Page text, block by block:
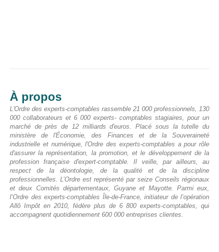
À propos
L'Ordre des experts-comptables rassemble 21 000 professionnels, 130
000 collaborateurs et 6 000 experts- comptables stagiaires, pour un
marché de près de 12 milliards d'euros. Placé sous la tutelle du
ministère de l'Économie, des Finances et de la Souveraineté
industrielle et numérique, l'Ordre des experts-comptables a pour rôle
d'assurer la représentation, la promotion, et le développement de la
profession française d'expert-comptable. Il veille, par ailleurs, au
respect de la déontologie, de la qualité et de la discipline
professionnelles. L’Ordre est représenté par seize Conseils régionaux
et deux Comités départementaux, Guyane et Mayotte. Parmi eux,
l’Ordre des experts-comptables Île-de-France, initiateur de l’opération
Allô Impôt en 2010, fédère plus de 6 800 experts-comptables, qui
accompagnent quotidiennement 600 000 entreprises clientes.